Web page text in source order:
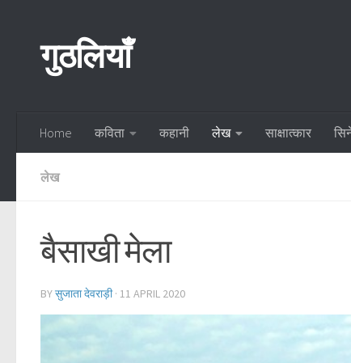
गुठलियाँ
Home कविता कहानी लेख साक्षात्कार
लेख
बैसाखी मेला
BYसुजाता देवराड़ी · 11 APRIL 2020